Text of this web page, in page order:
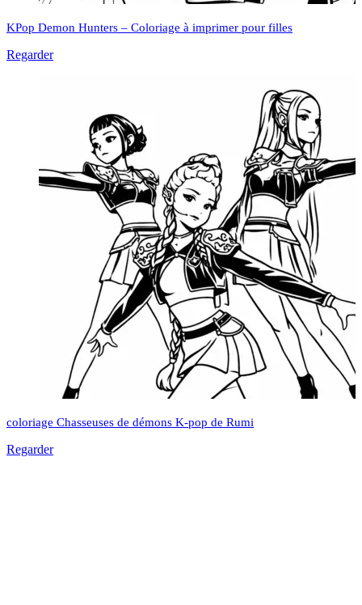
KPop Demon Hunters – Coloriage à imprimer pour filles
Regarder
coloriage Chasseuses de démons K-pop de Rumi
Regarder